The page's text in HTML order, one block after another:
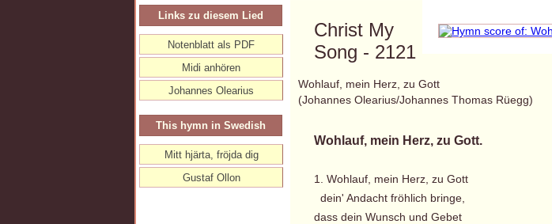
Christ My
Song - 2121
Wohlauf, mein Herz, zu Gott
(Johannes Olearius/Johannes Thomas Rüegg)
Wohlauf, mein Herz, zu Gott.
1. Wohlauf, mein Herz, zu Gott
dein' Andacht fröhlich bringe,
dass dein Wunsch und Gebet
Links zu diesem Lied
Notenblatt als PDF
Midi anhören
Johannes Olearius
This hymn in Swedish
Mitt hjärta, fröjda dig
Gustaf Ollon